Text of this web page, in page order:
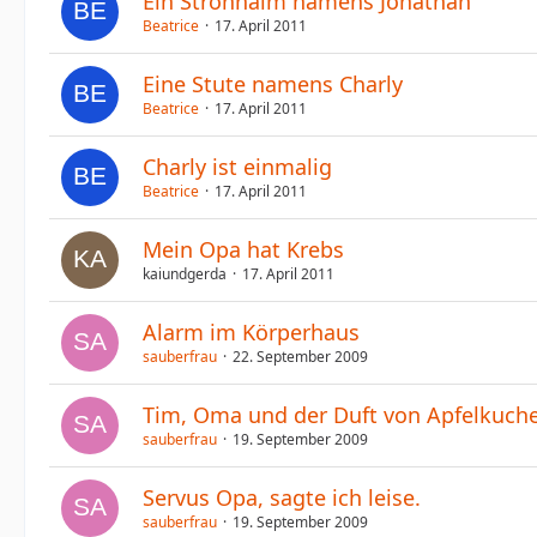
Beatrice 17. April 2011
Eine Stute namens Charly
Beatrice 17. April 2011
Charly ist einmalig
Beatrice 17. April 2011
Mein Opa hat Krebs
kaiundgerda 17. April 2011
Alarm im Körperhaus
sauberfrau 22. September 2009
Tim, Oma und der Duft von
sauberfrau 19. September 2009
Servus Opa, sagte ich leise.
sauberfrau 19. September 2009